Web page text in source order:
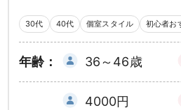
30代 40代 個室スタイル 初心者お
年齢： 36～46歳
4000円